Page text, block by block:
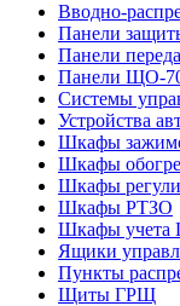
Вводно-
Панели
Панели
Панели ЩО-
Системы
Устройства
Шкафы
Шкафы
Шкафы
Шкафы РТЗО
Шкафы
Ящики
Пункты
Щиты ГРЩ